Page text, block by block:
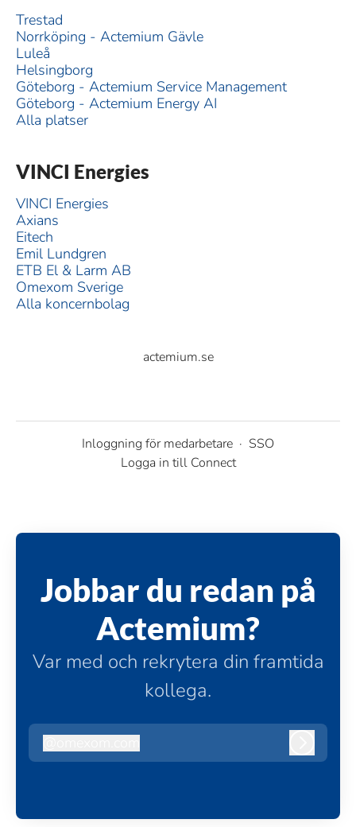
Trestad
Norrköping - Actemium Gävle
Luleå
Helsingborg
Göteborg - Actemium Service Management
Göteborg - Actemium Energy AI
Alla platser
VINCI Energies
VINCI Energies
Axians
Eitech
Emil Lundgren
ETB El & Larm AB
Omexom Sverige
Alla koncernbolag
actemium.se
Inloggning för medarbetare · SSO
Logga in till Connect
Jobbar du redan på
Actemium?
Var med och rekrytera din framtida
kollega.
omexom.com